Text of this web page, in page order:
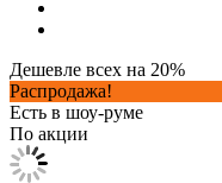
Дешевле всех на 20%
Распродажа!
Есть в шоу-руме
По акции